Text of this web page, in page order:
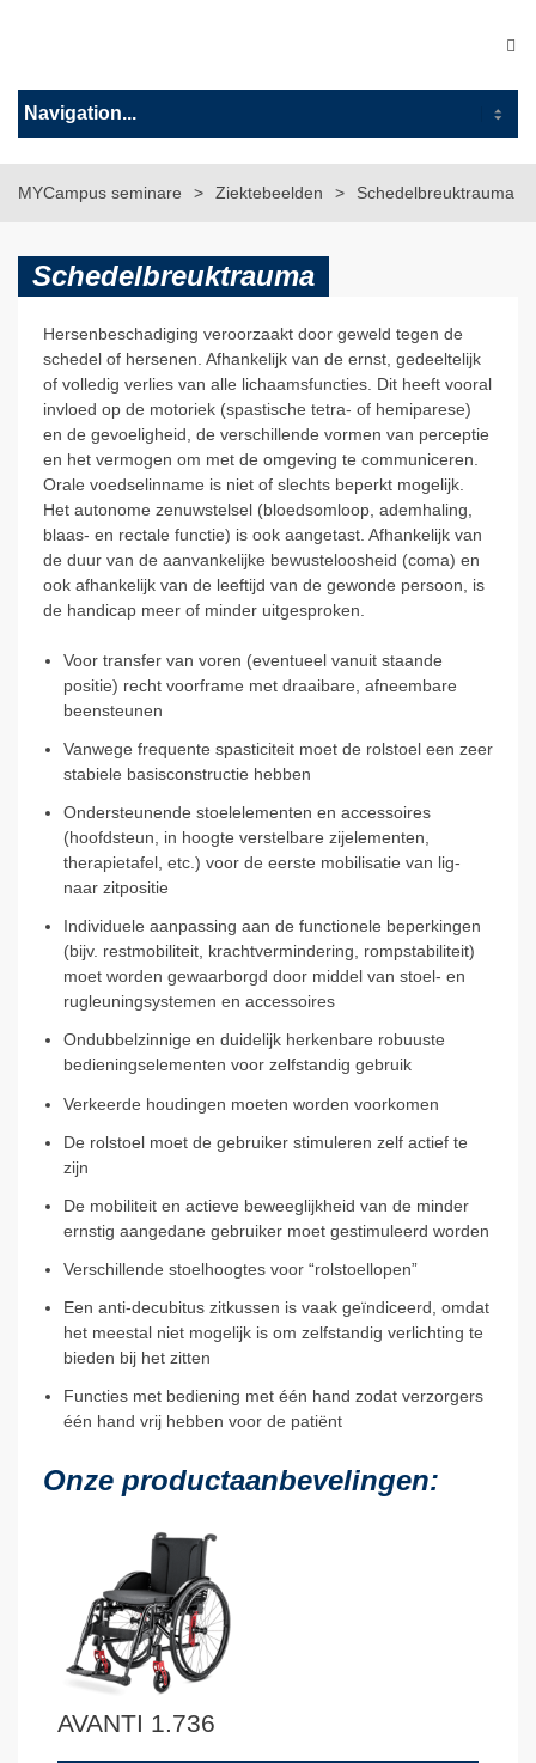
MYCampus seminare Ziektebeelden Schedelbreuktrauma
Schedelbreuktrauma
Hersenbeschadiging veroorzaakt door geweld tegen de
schedel of hersenen. Afhankelijk van de ernst, gedeeltelijk
of volledig verlies van alle lichaamsfuncties. Dit heeft vooral
invloed op de motoriek (spastische tetra- of hemiparese)
en de gevoeligheid, de verschillende vormen van perceptie
en het vermogen om met de omgeving te communiceren.
Orale voedselinname is niet of slechts beperkt mogelijk.
Het autonome zenuwstelsel (bloedsomloop, ademhaling,
blaas- en rectale functie) is ook aangetast. Afhankelijk van
de duur van de aanvankelijke bewusteloosheid (coma) en
ook afhankelijk van de leeftijd van de gewonde persoon, is
de handicap meer of minder uitgesproken.
Voor transfer van voren (eventueel vanuit staande
positie) recht voorframe met draaibare, afneembare
beensteunen
Vanwege frequente spasticiteit moet de rolstoel een zeer
stabiele basisconstructie hebben
Ondersteunende stoelelementen en accessoires
(hoofdsteun, in hoogte verstelbare zijelementen,
therapietafel, etc.) voor de eerste mobilisatie van lig-
naar zitpositie
Individuele aanpassing aan de functionele beperkingen
(bijv. restmobiliteit, krachtvermindering, rompstabiliteit)
moet worden gewaarborgd door middel van stoel- en
rugleuningsystemen en accessoires
Ondubbelzinnige en duidelijk herkenbare robuuste
bedieningselementen voor zelfstandig gebruik
Verkeerde houdingen moeten worden voorkomen
De rolstoel moet de gebruiker stimuleren zelf actief te
zijn
De mobiliteit en actieve beweeglijkheid van de minder
ernstig aangedane gebruiker moet gestimuleerd worden
Verschillende stoelhoogtes voor “rolstoellopen”
Een anti-decubitus zitkussen is vaak geïndiceerd, omdat
het meestal niet mogelijk is om zelfstandig verlichting te
bieden bij het zitten
Functies met bediening met één hand zodat verzorgers
één hand vrij hebben voor de patiënt
Onze productaanbevelingen:
AVANTI 1.736